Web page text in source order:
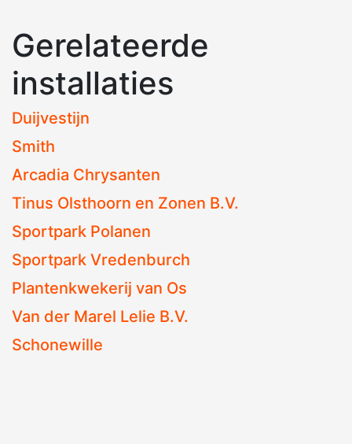
Gerelateerde
installaties
Duijvestijn
Smith
Arcadia Chrysanten
Tinus Olsthoorn en Zonen B.V.
Sportpark Polanen
Sportpark Vredenburch
Plantenkwekerij van Os
Van der Marel Lelie B.V.
Schonewille